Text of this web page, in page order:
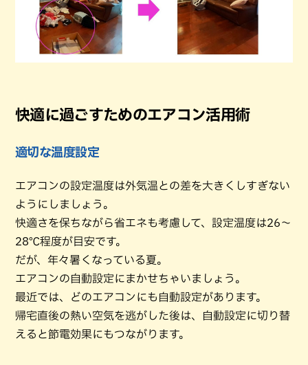
快適に過ごすためのエアコン活用術
適切な温度設定
エアコンの設定温度は外気温との差を大きくしすぎない
ようにしましょう。
快適さを保ちながら省エネも考慮して、設定温度は26～
28℃程度が目安です。
だが、年々暑くなっている夏。
エアコンの自動設定にまかせちゃいましょう。
最近では、どのエアコンにも自動設定があります。
帰宅直後の熱い空気を逃がした後は、自動設定に切り替
えると節電効果にもつながります。